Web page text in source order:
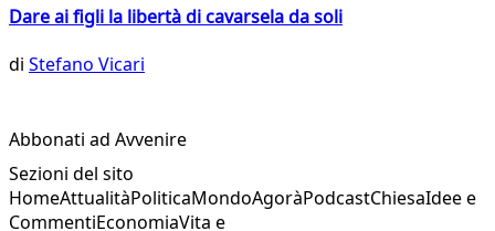
Dare ai figli la libertà di cavarsela da soli
di Stefano Vicari
Abbonati ad Avvenire
Sezioni del sito
HomeAttualitàPoliticaMondoAgoràPodcastChiesaIdee e
CommentiEconomiaVita e